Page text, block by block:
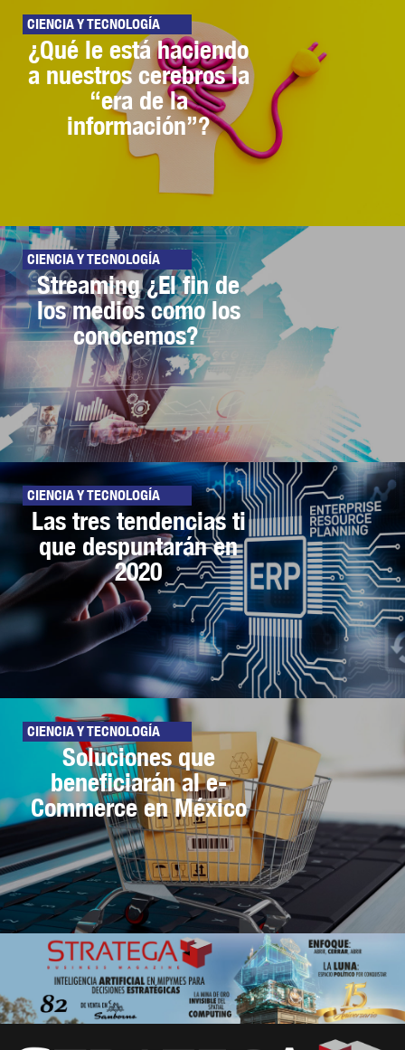
CIENCIA Y TECNOLOGÍA
¿Qué le está haciendo
a nuestros cerebros la
“era de la
información”?
CIENCIA Y TECNOLOGÍA
Streaming ¿El fin de
los medios como los
conocemos?
CIENCIA Y TECNOLOGÍA
Las tres tendencias ti
que despuntarán en
2020
CIENCIA Y TECNOLOGÍA
Soluciones que
beneficiarán al e-
Commerce en México